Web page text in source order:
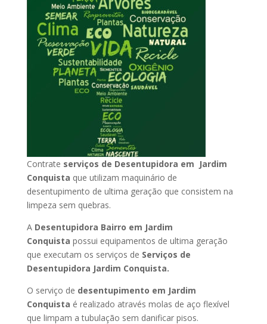
Contrate serviços de Desentupidora em Jardim
Conquista que utilizam maquinário de
desentupimento de ultima geração que consistem na
limpeza sem quebras.
A Desentupidora Bairro em Jardim
Conquista possui equipamentos de ultima geração
que executam os serviços de Serviços de
Desentupidora Jardim Conquista.
O serviço de desentupimento em Jardim
Conquista é realizado através molas de aço flexível
que limpam a tubulação sem danificar pisos.